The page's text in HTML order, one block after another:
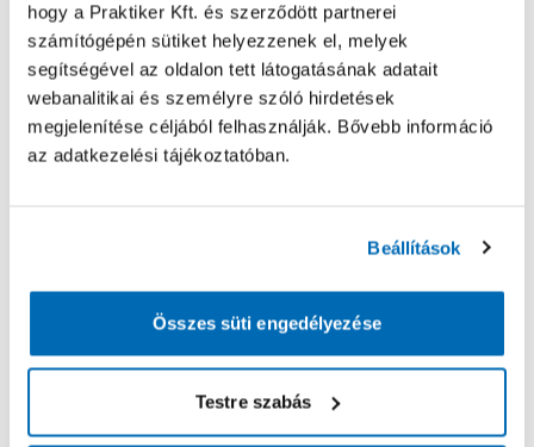
hogy a Praktiker Kft. és szerződött partnerei
számítógépén sütiket helyezzenek el, melyek
segítségével az oldalon tett látogatásának adatait
webanalitikai és személyre szóló hirdetések
megjelenítése céljából felhasználják. Bővebb információ
az adatkezelési tájékoztatóban.
Beállítások
Összes süti engedélyezése
Testre szabás